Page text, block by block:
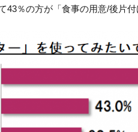
43％の方が「食事の用意/後片